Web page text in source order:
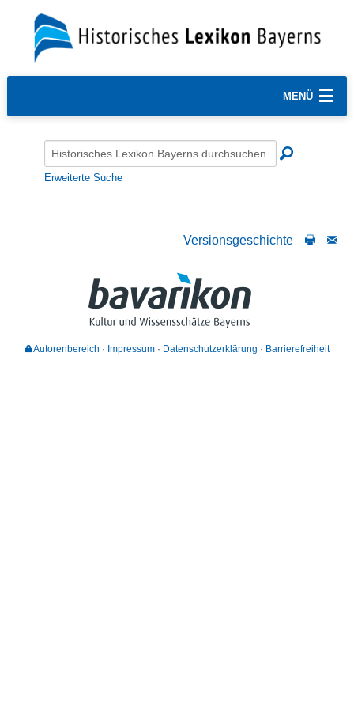
MENÜ
Erweiterte Suche
Versionsgeschichte
Autorenbereich Impressum Datenschutzerklärung Barrierefreiheit